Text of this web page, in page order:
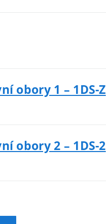
obory 1 – 1DS-Z
obory 2 – 1DS-2